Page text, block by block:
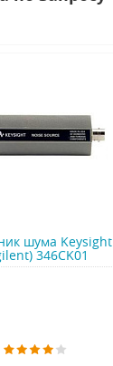
шума Keysight
346CK01